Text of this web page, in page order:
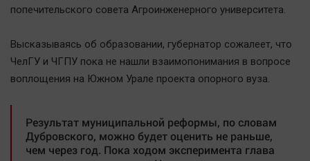
попечительского совета Агроинженерного университета.
Высказываясь об образовании, губернатор сожалеет, что
ЧелГУ и ЧГПУ пока не нашли взаимопонимания в вопросе
воплощения на Южном Урале проекта опорного вуза.
Результат муниципальной реформы, по словам
Дубровского, можно будет оценить не раньше,
чем через год. Пока ходом эксперимента глава